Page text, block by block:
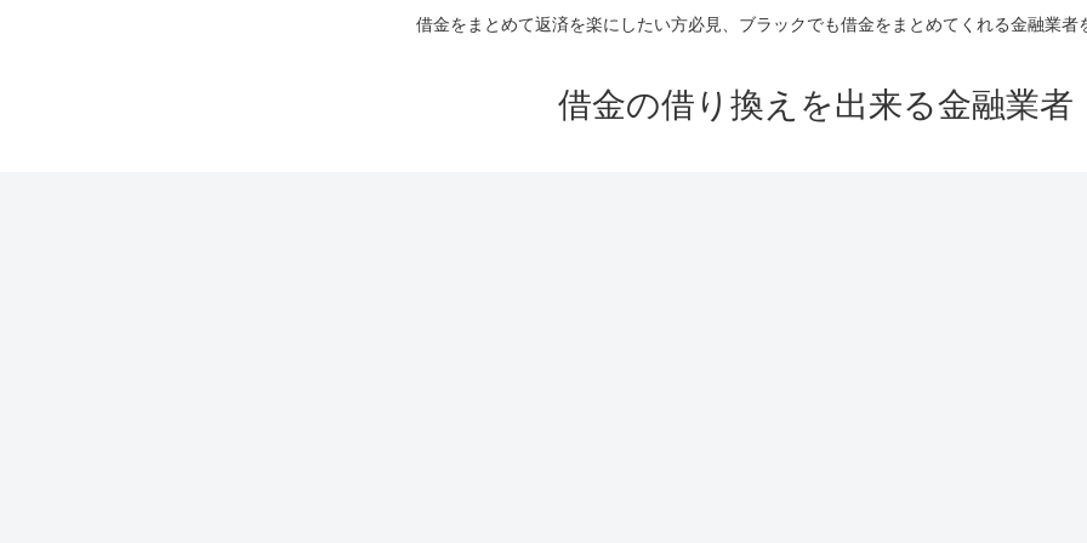
借金をまとめて返済を楽にしたい方必見、ブラックでも借金をまとめてくれる金融業者
借金の借り換えを出来る金融業者